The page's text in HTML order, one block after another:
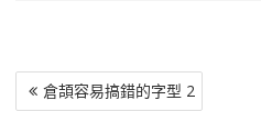
文
章
倉頡容易搞錯的字型 2